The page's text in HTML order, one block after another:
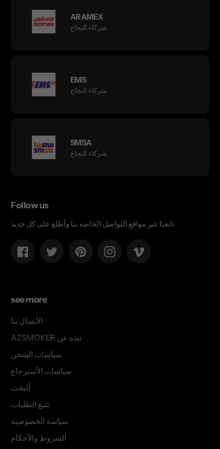
ARAMEX
شركاء النجاح
EMS
شركاء النجاح
SMSA
شركاء النجاح
Follow us
تابعنا عبر مواقع التواصل الخاصه بنا وأطلع على كل جديد
Facebook Twitter PinterestInstagram
see more
الأتصال بنا
AZSMOKER نبذه عن
سياسات الشحن
سياسات الأسترجاع
ألبحث
تتبع الطلبات
سياسة الخصوصية
ألشروط والأحكام